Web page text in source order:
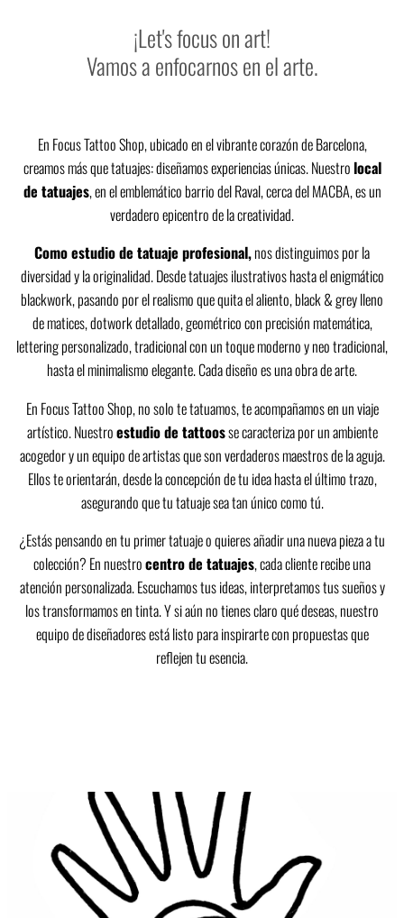
¡Let's focus on art!
Vamos a enfocarnos en el arte.
En Focus Tattoo Shop, ubicado en el vibrante corazón de Barcelona,
creamos más que tatuajes: diseñamos experiencias únicas. Nuestro local
de tatuajes, en el emblemático barrio del Raval, cerca del MACBA, es un
verdadero epicentro de la creatividad.
Como estudio de tatuaje profesional,nos distinguimos por la
diversidad y la originalidad. Desde tatuajes ilustrativos hasta el enigmático
blackwork, pasando por el realismo que quita el aliento, black & grey lleno
de matices, dotwork detallado, geométrico con precisión matemática,
lettering personalizado, tradicional con un toque moderno y neo tradicional,
hasta el minimalismo elegante. Cada diseño es una obra de arte.
En Focus Tattoo Shop, no solo te tatuamos, te acompañamos en un viaje
artístico. Nuestroestudio de tattoosse caracteriza por un ambiente
acogedor y un equipo de artistas que son verdaderos maestros de la aguja.
Ellos te orientarán, desde la concepción de tu idea hasta el último trazo,
asegurando que tu tatuaje sea tan único como tú.
¿Estás pensando en tu primer tatuaje o quieres añadir una nueva pieza a tu
colección? En nuestrocentro de tatuajes, cada cliente recibe una
atención personalizada. Escuchamos tus ideas, interpretamos tus sueños y
los transformamos en tinta. Y si aún no tienes claro qué deseas, nuestro
equipo de diseñadores está listo para inspirarte con propuestas que
reflejen tu esencia.